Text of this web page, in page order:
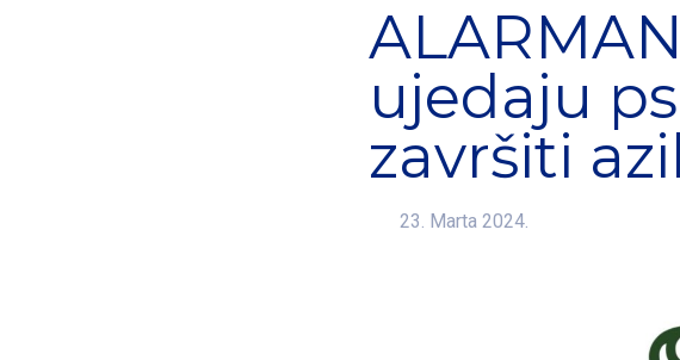
ujedaju
završiti
23. Marta 2024.